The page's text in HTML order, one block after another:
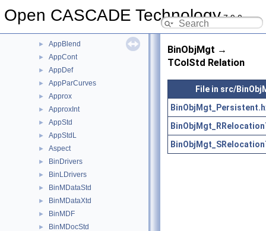
Open CASCADE Technology7.9.0
AIS
► AppBlend
► AppCont
► AppDef
► AppParCurves
► Approx
► ApproxInt
► AppStd
► AppStdL
► Aspect
► BinDrivers
► BinLDrivers
► BinMDataStd
► BinMDataXtd
► BinMDF
► BinMDocStd
BinObjMgt →
TColStd Relation
File in src/